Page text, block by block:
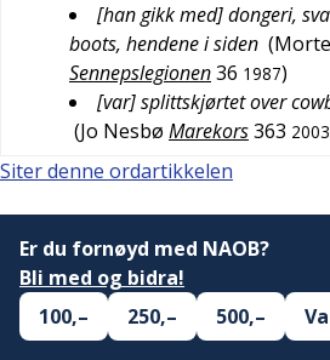
[han gikk med] dongeri,
boots, hendene i siden (
Sennepslegionen36 1987)
[var] splittskjørtet over
(Jo Nesbø Marekors363 2003
Siter denne ordartikkelen
Er du fornøyd med NAOB?
Bli med og bidra!
100,–
250,– 500,–